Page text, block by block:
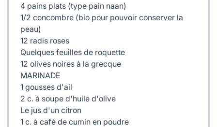
4 pains plats (type pain naan)
1/2 concombre (bio pour pouvoir conserver la
peau)
12 radis roses
Quelques feuilles de roquette
12 olives noires à la grecque
MARINADE
1 gousses d'ail
2 c. à soupe d'huile d'olive
Le jus d'un citron
1 c. à café de cumin en poudre